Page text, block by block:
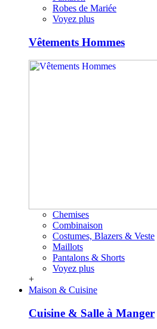
Robes de Mariée
Voyez plus
Vêtements Hommes
Chemises
Combinaison
Costumes, Blazers & Veste
Maillots
Pantalons & Shorts
Voyez plus
+
Maison & Cuisine
Cuisine & Salle à Manger